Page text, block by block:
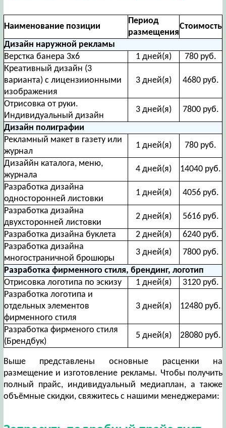
Наименование позиции
Период
размещения
Стоимость
Дизайн наружной рекламы
Верстка банера 3х6
1 дней(я)
780 руб.
Креативный дизайн (3
варианта) с лицензиионными
изображения
3 дней(я) 4680 руб.
Отрисовка от руки.
Индивидуальный дизайн
3 дней(я)
7800 руб.
Дизайн полиграфии
Рекламный макет в газету или
журнал
1 дней(я)
780 руб.
Дизаййн каталога, меню,
журнала
4 дней(я)
14040 руб.
Разработка дизайна
односторонней листовки
1 дней(я)
4056 руб.
Разработка дизайна
двухсторонней листовки
2 дней(я)
5616 руб.
Разработка дизайна буклета
2 дней(я)
6240 руб.
Разработка дизайна
многостраничной брошюры
3 дней(я)
7800 руб.
Разработка фирменного стиля, брендинг, логотип
Отрисовка логотипа по эскизу
1 дней(я)
3120 руб.
Разработка логотипа и
отдельных элементов
фирменного стиля
3 дней(я) 12480 руб.
Разработка фирменого стиля
(Брендбук)
5 дней(я) 28080 руб.
Выше представлены основные расценки на
размещение и изготовление рекламы. Чтобы получить
полный прайс, индивидуальный медиаплан, а также
объёмные скидки, свяжитесь с нашими менеджерами: